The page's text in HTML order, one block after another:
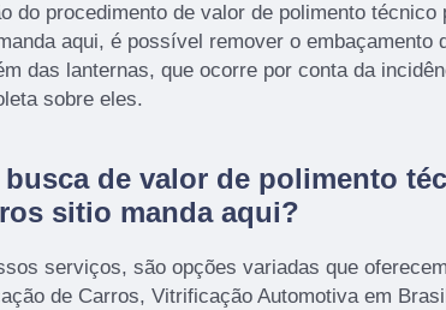
do procedimento de valor de polimento técnico
aqui, é possível remover o embaçamento
das lanternas, que ocorre por conta da
sobre eles.
busca de valor de polimento
sitio manda aqui?
serviços, são opções variadas que
de Carros, Vitrificação Automotiva em